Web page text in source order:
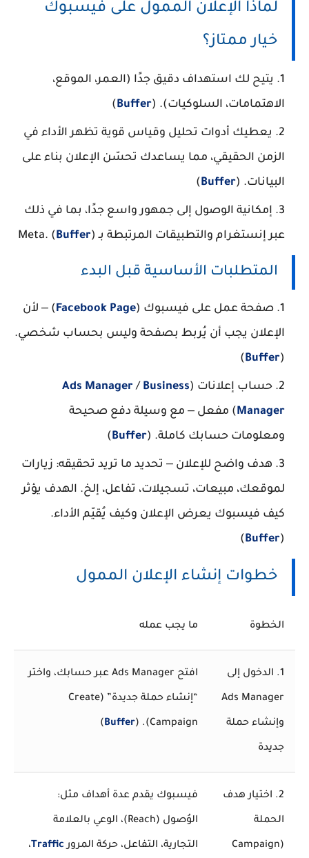
لماذا الإعلان الممول على فيسبوك
خيار ممتاز؟
يتيح لك استهداف دقيق جدًا (العمر، الموقع،
الاهتمامات، السلوكيات). (Buffer
)
يعطيك أدوات تحليل وقياس قوية تظهر الأداء في
الزمن الحقيقي، مما يساعدك تحسّن الإعلان بناء على
البيانات. (Buffer
)
إمكانية الوصول إلى جمهور واسع جدًا، بما في ذلك
عبر إنستغرام والتطبيقات المرتبطة بـ Meta. ( Buffer)
المتطلبات الأساسية قبل البدء
صفحة عمل على فيسبوك (Facebook Page) ‒ لأن
الإعلان يجب أن يُربط بصفحة وليس بحساب شخصي.
(
Buffer
)
حساب إعلانات ( Ads Manager/ Business
Manager) مفعل ‒ مع وسيلة دفع صحيحة
ومعلومات حسابك كاملة. (Buffer
)
هدف واضح للإعلان ‒ تحديد ما تريد تحقيقه: زيارات
لموقعك، مبيعات، تسجيلات، تفاعل، إلخ. الهدف يؤثر
كيف فيسبوك يعرض الإعلان وكيف يُقيّم الأداء.
(
Buffer
)
خطوات إنشاء الإعلان الممول
الخطوة ما يجب عمله
1. الدخول إلى
Ads Manager
وإنشاء حملة
جديدة
افتح Ads Manager عبر حسابك، واختر
“إنشاء حملة جديدة” (Create
Campaign). (
Buffer
)
2. اختيار هدف
الحملة
(Campaign
فيسبوك يقدم عدة أهداف مثل:
الوُصول (Reach)، الوعي بالعلامة
التجارية، التفاعل، حركة المرورTraffic ،